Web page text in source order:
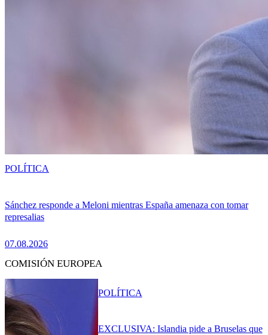
Sánchez responde a Meloni mientras España amenaza con tomar
represalias
07.08.2026
POLÍTICA
COMISIÓN EUROPEA
EXCLUSIVA: Islandia pide a Bruselas que
POLÍTICA